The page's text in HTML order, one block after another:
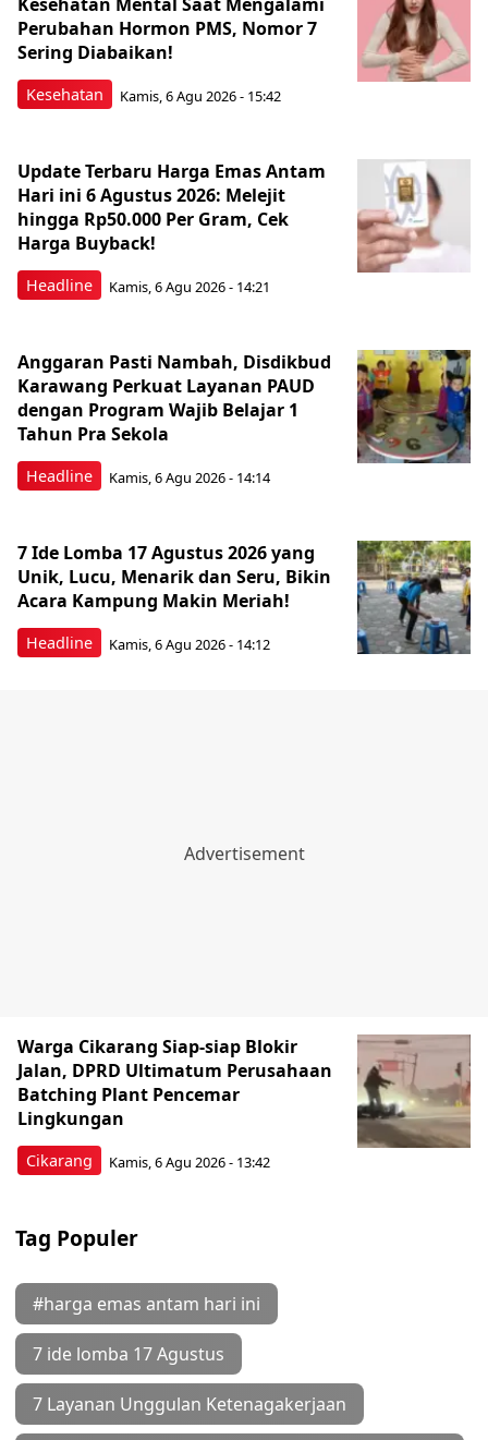
Kesehatan
Perubahan Hormon PMS, Nomor 7
Sering Diabaikan!
Kamis, 6 Agu 2026 - 15:42
Headline
Update Terbaru Harga Emas Antam
Hari ini 6 Agustus 2026: Melejit
hingga Rp50.000 Per Gram, Cek
Harga Buyback!
Kamis, 6 Agu 2026 - 14:21
Headline
Anggaran Pasti Nambah, Disdikbud
Karawang Perkuat Layanan PAUD
dengan Program Wajib Belajar 1
Tahun Pra Sekola
Kamis, 6 Agu 2026 - 14:14
Headline
7 Ide Lomba 17 Agustus 2026 yang
Unik, Lucu, Menarik dan Seru, Bikin
Acara Kampung Makin Meriah!
Kamis, 6 Agu 2026 - 14:12
Cikarang
Warga Cikarang Siap-siap Blokir
Jalan, DPRD Ultimatum Perusahaan
Batching Plant Pencemar
Lingkungan
Kamis, 6 Agu 2026 - 13:42
Tag Populer
#harga emas antam hari ini
7 ide lomba 17 Agustus
7 Layanan Unggulan Ketenagakerjaan